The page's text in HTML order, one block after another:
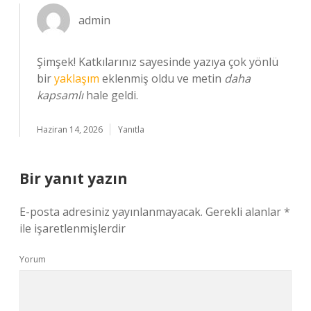
admin
Şimşek! Katkılarınız sayesinde yazıya çok yönlü
biryaklaşım eklenmiş oldu ve metin daha
kapsamlıhale geldi.
Haziran 14, 2026 Yanıtla
Bir yanıt yazın
E-posta adresiniz yayınlanmayacak. Gerekli alanlar*
ile işaretlenmişlerdir
Yorum